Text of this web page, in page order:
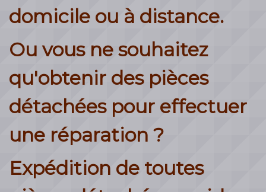
domicile ou à distance.
Ou vous ne souhaitez
qu'obtenir des pièces
détachées pour effectuer
une réparation ?
Expédition de toutes